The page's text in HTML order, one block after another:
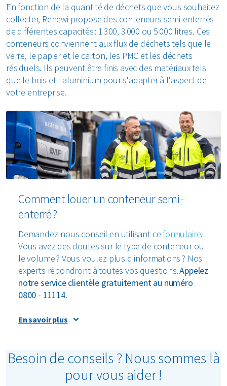
En fonction de la quantité de déchets que vous souhaitez
collecter, Renewi propose des conteneurs semi-enterrés
de différentes capacités : 1 300, 3 000 ou 5 000 litres. Ces
conteneurs conviennent aux flux de déchets tels que le
verre, le papier et le carton, les PMC et les déchets
résiduels. Ils peuvent être finis avec des matériaux tels
que le bois et l'aluminium pour s'adapter à l'aspect de
votre entreprise.
Comment louer un conteneur semi-
enterré ?
Demandez-nous conseil en utilisant ce formulaire.
Vous avez des doutes sur le type de conteneur ou
le volume ? Vous voulez plus d'informations ? Nos
experts répondront à toutes vos questions.Appelez
notre service clientèle gratuitement au numéro
0800 - 11114.
Traitement durable des déchets
traitement durable sur différents sites. Les déchets
sont réutilisés et recyclés autant que possible.
Ainsi, nous contribuons ensemble à réduire la
En savoir plus
Besoin de conseils ? Nous sommes là
pour vous aider !